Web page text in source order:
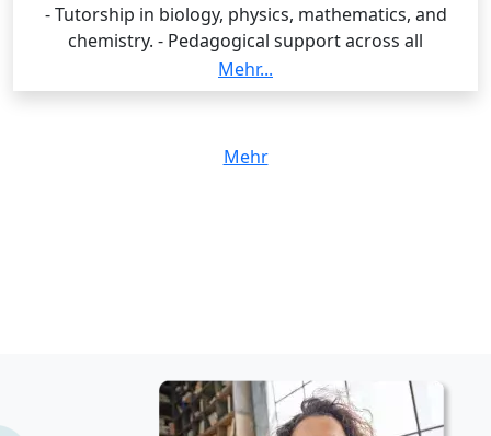
- Tutorship in biology, physics, mathematics, and
chemistry. - Pedagogical support across all
educational levels. - In-person and online classes. -
Exam preparation and academic assistance with
needs.
Mehr...
Mehr